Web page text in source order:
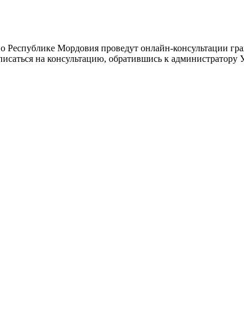
Республике Мордовия проведут онлайн-
на консультацию, обратившись к